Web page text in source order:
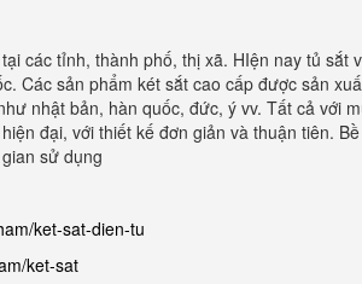
các tỉnh, thành phố, thị xã. HIện nay tủ sắt
Các sản phẩm két sắt cao cấp được sản
nhật bản, hàn quốc, đức, ý vv. Tất cả với
đại, với thiết kế đơn giản và thuận tiên.
sử dụng
ket-sat-dien-tu
ket-sat